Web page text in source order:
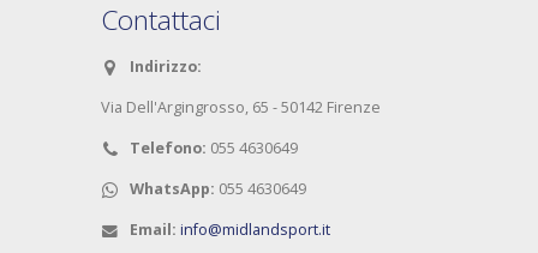
Contattaci
Indirizzo:
Via Dell'Argingrosso, 65 - 50142 Firenze
Telefono: 055 4630649
WhatsApp: 055 4630649
Email: info@midlandsport.it